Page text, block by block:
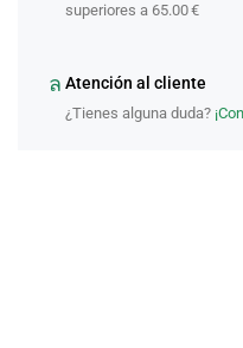
superiores a 65.00 €
Atención al cliente
¿Tienes alguna duda?